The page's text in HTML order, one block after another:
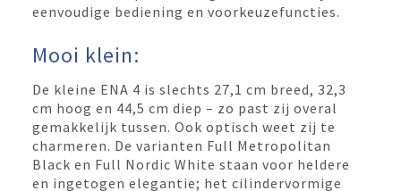
eenvoudige bediening en voorkeuzefuncties.
Mooi klein:
De kleine ENA 4 is slechts 27,1 cm breed, 32,3
cm hoog en 44,5 cm diep – zo past zij overal
gemakkelijk tussen. Ook optisch weet zij te
charmeren. De varianten Full Metropolitan
Black en Full Nordic White staan voor heldere
en ingetogen elegantie; het cilindervormige